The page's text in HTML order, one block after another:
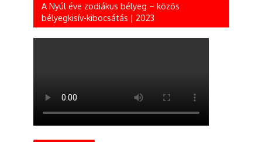
A Nyúl éve zodiákus bélyeg – közös
bélyegkisív-kibocsátás | 2023